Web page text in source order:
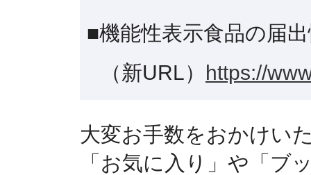
■機能性表示食品の届
（新URL） https://
大変お手数をおかけい
「お気に入り」や「ブ